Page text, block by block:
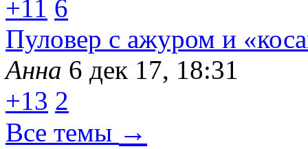
+11 6
Пуловер с ажуром и
Анна 6 дек 17, 18:31
+13 2
Все темы →